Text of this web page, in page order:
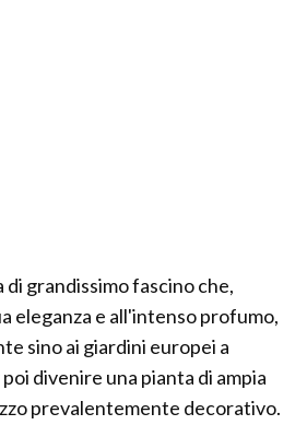
di grandissimo fascino che,
eleganza e all'intenso profumo,
sino ai giardini europei a
divenire una pianta di ampia
prevalentemente decorativo.